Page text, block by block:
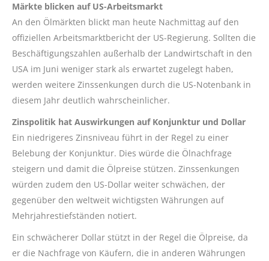
Märkte blicken auf US-Arbeitsmarkt
An den Ölmärkten blickt man heute Nachmittag auf den
offiziellen Arbeitsmarktbericht der US-Regierung. Sollten die
Beschäftigungszahlen außerhalb der Landwirtschaft in den
USA im Juni weniger stark als erwartet zugelegt haben,
werden weitere Zinssenkungen durch die US-Notenbank in
diesem Jahr deutlich wahrscheinlicher.
Zinspolitik hat Auswirkungen auf Konjunktur und Dollar
Ein niedrigeres Zinsniveau führt in der Regel zu einer
Belebung der Konjunktur. Dies würde die Ölnachfrage
steigern und damit die Ölpreise stützen. Zinssenkungen
würden zudem den US-Dollar weiter schwächen, der
gegenüber den weltweit wichtigsten Währungen auf
Mehrjahrestiefständen notiert.
Ein schwächerer Dollar stützt in der Regel die Ölpreise, da
er die Nachfrage von Käufern, die in anderen Währungen